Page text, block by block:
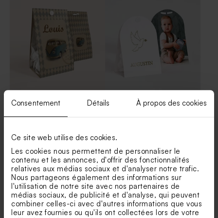
Consentement Détails À propos des cookies
Ce site web utilise des cookies.
Les cookies nous permettent de personnaliser le
contenu et les annonces, d'offrir des fonctionnalités
relatives aux médias sociaux et d'analyser notre trafic.
Nous partageons également des informations sur
l'utilisation de notre site avec nos partenaires de
médias sociaux, de publicité et d'analyse, qui peuvent
combiner celles-ci avec d'autres informations que vous
leur avez fournies ou qu'ils ont collectées lors de votre
Etui à dragées combi
Étui à dragées baptême
original colombe messagère